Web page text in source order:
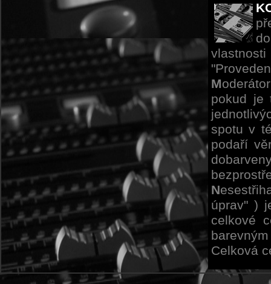
M
pokud
spotu v
podaří
N
úprav" )
celkové
Celková